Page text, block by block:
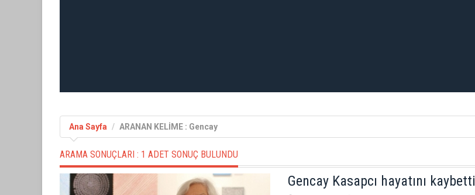
Ana Sayfa ARANAN KELİME : Gencay
ARAMA SONUÇLARI : 1 ADET SONUÇ BULUNDU
Gencay Kasapcı hayatını kaybetti